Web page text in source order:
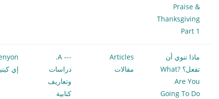
Praise &
Thanksgiving
Part 1
ماذا تنوي أن
تفعل؟ ?What
Are You
Going To Do
Articles
مقالات
--- A.
دراسات
وتعاريف
كتابية
إي